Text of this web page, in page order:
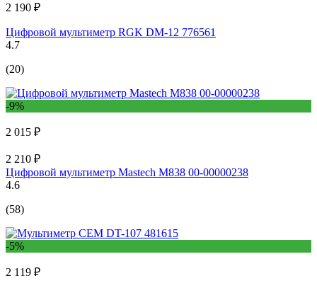
2 190 ₽
Цифровой мультиметр RGK DM-12 776561
4.7
(20)
-9%
2 015 ₽
2 210 ₽
Цифровой мультиметр Mastech M838 00-00000238
4.6
(58)
-5%
2 119 ₽